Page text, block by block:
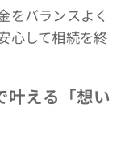
をバランスよく
心して相続を終
叶える「想い